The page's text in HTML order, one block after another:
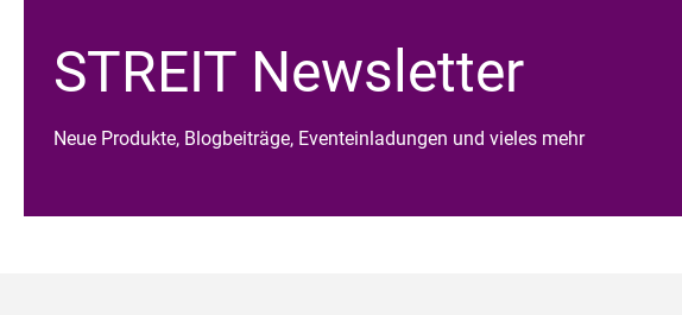
STREIT Newsletter
Neue Produkte, Blogbeiträge, Eventeinladungen und vieles mehr